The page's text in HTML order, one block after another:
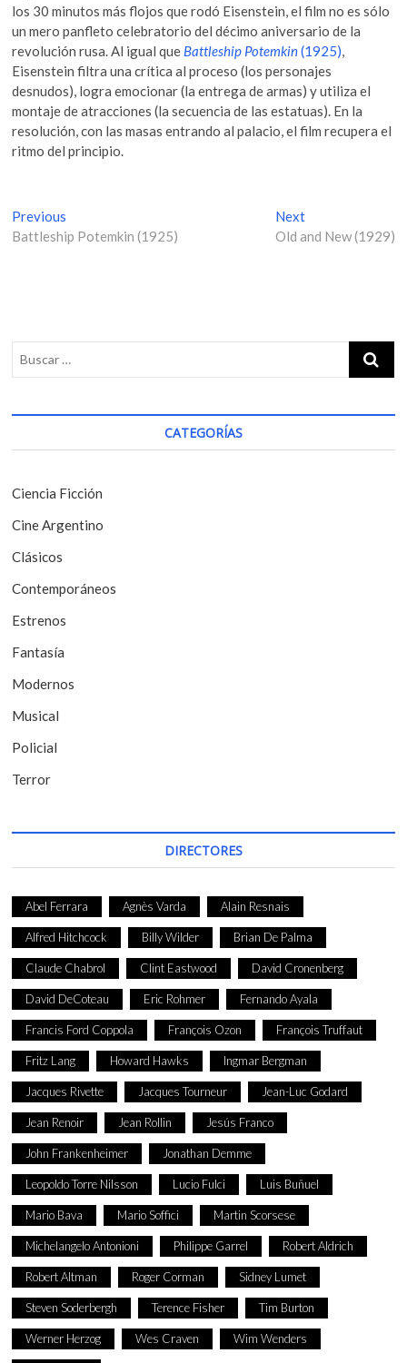
los 30 minutos más flojos que rodó Eisenstein, el film no es sólo
un mero panfleto celebratorio del décimo aniversario de la
revolución rusa. Al igual que Battleship Potemkin(1925),
Eisenstein filtra una crítica al proceso (los personajes
desnudos), logra emocionar (la entrega de armas) y utiliza el
montaje de atracciones (la secuencia de las estatuas). En la
resolución, con las masas entrando al palacio, el film recupera el
ritmo del principio.
N
a
g
a
i
ó
n
e
e
n
t
r
a
d
a
s
Previous
r
p
s
:
Battleship Potemkin (1925)
NextN
e
:
Old and New (1929)
CATEGORÍAS
Ciencia Ficción
Cine Argentino
Clásicos
Contemporáneos
Estrenos
Fantasía
Modernos
Musical
Policial
Terror
DIRECTORES
Abel Ferrara Agnès Varda Alain Resnais
Alfred Hitchcock Billy Wilder Brian De Palma
Claude Chabrol Clint Eastwood David Cronenberg
David DeCoteau Eric Rohmer Fernando Ayala
Francis Ford Coppola François Ozon François Truffaut
Fritz Lang Howard Hawks Ingmar Bergman
Jacques Rivette Jacques Tourneur Jean-Luc Godard
Jean Renoir Jean Rollin Jesús Franco
John Frankenheimer Jonathan Demme
Leopoldo Torre Nilsson Lucio Fulci Luis Buñuel
Mario Bava Mario Soffici Martin Scorsese
Michelangelo Antonioni Philippe Garrel Robert Aldrich
Robert Altman Roger Corman Sidney Lumet
Steven Soderbergh Terence Fisher Tim Burton
Werner Herzog Wes Craven Wim Wenders